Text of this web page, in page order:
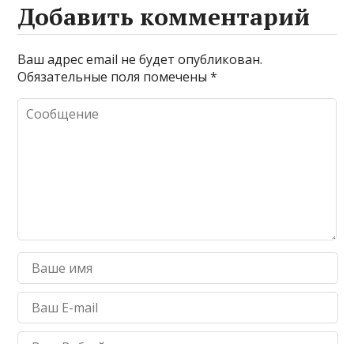
Добавить комментарий
Ваш адрес email не будет опубликован.
Обязательные поля помечены*